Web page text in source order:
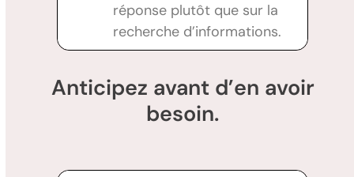
réponse plutôt que sur la
recherche d’informations.
Anticipez avant d’en avoir
besoin.